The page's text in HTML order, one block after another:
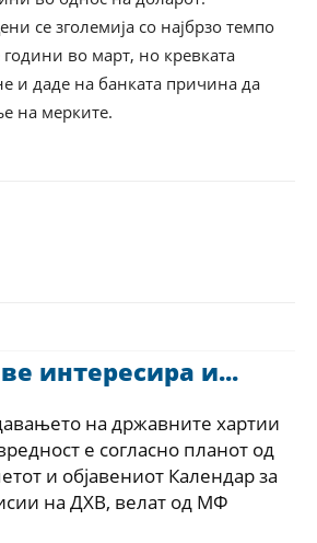
се зголемија со најбрзо темпо
во март, но кревката
и даде на банката причина да
на мерките.
интересира и...
на државните хартии
е согласно планот од
и објавениот Календар за
на ДХВ, велат од МФ